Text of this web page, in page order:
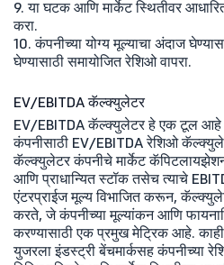
9. या घटक आणि मार्केट स्थितीवर
करा.
10. कंपनीच्या योग्य मूल्याचा अंदाज
घेण्यासाठी समायोजित रेशिओ वापरा.
EV/EBITDA कॅल्क्युलेटर
EV/EBITDA कॅल्क्युलेटर हे एक टूल आहे
कंपनीसाठी EV/EBITDA रेशिओ
कॅल्क्युलेटर कंपनीचे मार्केट
आणि प्राधान्यित स्टॉक तसेच त्याचे
एंटरप्राईज मूल्य विभाजित करून,
करते, जे कंपनीच्या मूल्यांकन आणि
करण्यासाठी एक प्रमुख मेट्रिक आहे.
युजरला इंडस्ट्री बेंचमार्कसह कंपनीच्या